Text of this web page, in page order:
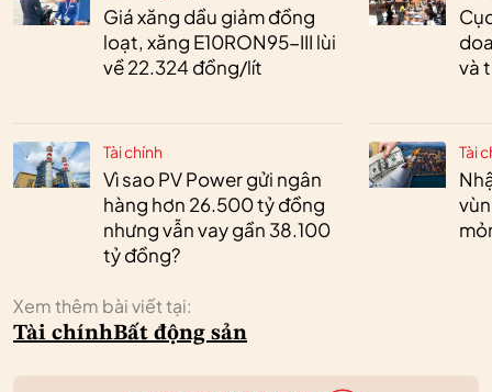
Giá xăng dầu giảm đồng
loạt, xăng E10RON95-III lùi
về 22.324 đồng/lít
Tài chính
Vì sao PV Power gửi ngân
hàng hơn 26.500 tỷ đồng
nhưng vẫn vay gần 38.100
tỷ đồng?
và
Tài
Xem thêm bài viết tại:
Tài chínhBất động sản